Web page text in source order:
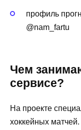
профиль
@nam_fartu
Чем
сервисе?
На проекте
хоккейных